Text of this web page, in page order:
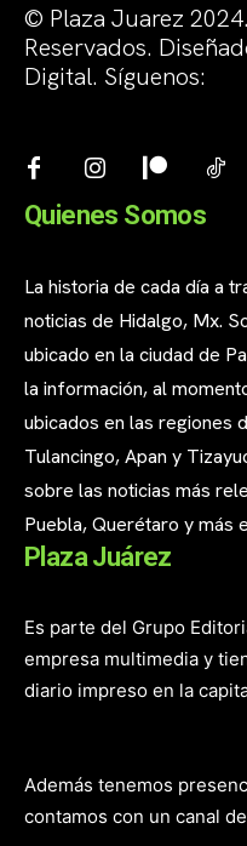
© Plaza Juarez
Reservados.
Digital. Síguenos:
Quienes Somos
La historia de cada día a
noticias de Hidalgo, Mx.
ubicado en la ciudad de
la información, al
ubicados en las regiones
Tulancingo, Apan y
sobre las noticias más
Puebla, Querétaro y más
Plaza Juárez
Es parte del Grupo
empresa multimedia y
diario impreso en la
Además tenemos
contamos con un canal